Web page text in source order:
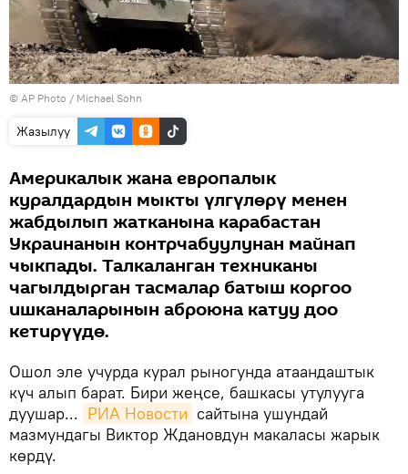
© AP Photo / Michael Sohn
Жазылуу
Америкалык жана европалык
куралдардын мыкты үлгүлөрү менен
жабдылып жатканына карабастан
Украинанын контрчабуулунан майнап
чыкпады. Талкаланган техниканы
чагылдырган тасмалар батыш коргоо
ишканаларынын аброюна катуу доо
кетирүүдө.
Ошол эле учурда курал рыногунда атаандаштык
күч алып барат. Бири жеңсе, башкасы утулууга
дуушар... РИА Новости сайтына ушундай
мазмундагы Виктор Ждановдун макаласы жарык
көрдү.